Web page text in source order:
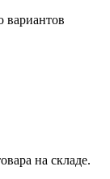
вариантов
на складе.